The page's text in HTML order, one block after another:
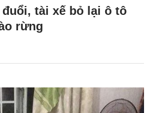
đuổi, tài xế bỏ lại ô tô
rừng